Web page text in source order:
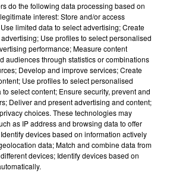
13 sec)
du Lot
do the following data processing based on
interest: Store and/or access
limited data to select advertising; Create
Use profiles to select personalised
performance; Measure content
audiences through statistics or combinations
Develop and improve services; Create
Use profiles to select personalised
select content; Ensure security, prevent and
Deliver and present advertising and content;
choices. These technologies may
as IP address and browsing data to offer
devices based on information actively
data; Match and combine data from
devices; Identify devices based on